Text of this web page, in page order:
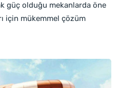
güç olduğu mekanlarda öne
için mükemmel çözüm